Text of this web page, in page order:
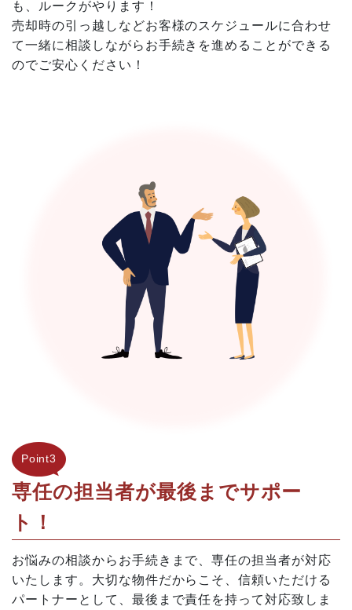
も、ルークがやります！
売却時の引っ越しなどお客様のスケジュールに合わせ
て一緒に相談しながらお手続きを進めることができる
のでご安心ください！
Point3
専任の担当者が最後までサポー
ト！
お悩みの相談からお手続きまで、専任の担当者が対応
いたします。大切な物件だからこそ、信頼いただける
パートナーとして、最後まで責任を持って対応致しま